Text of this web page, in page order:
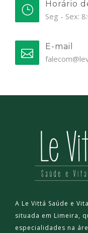
Horário
Seg - Sex:
E-mail
A Le Vittá Saúde e
situada em Limeira,
especialidades na